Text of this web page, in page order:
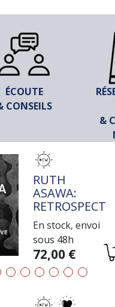
ÉCOUTE
CONSEILS
&
TITRE
RUTH
ASAWA:
RETROSPECTIVE
En stock, envoi
sous 48h
Variations
72,00 €